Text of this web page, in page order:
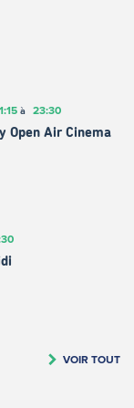
à 23:30
Open Air Cinema
VOIR TOUT